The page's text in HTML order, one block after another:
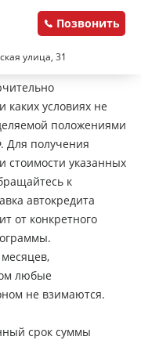
улица, 31
Позвонить
условиях не
положениями
Для получения
указанных
к
автокредита
от конкретного
любые
не взимаются.
срок суммы